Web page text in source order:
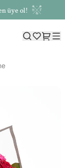
üye ol!